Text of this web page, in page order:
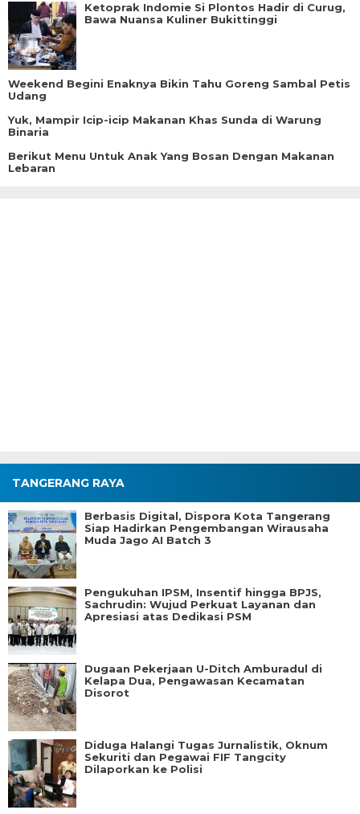
Ketoprak Indomie Si Plontos Hadir di Curug,
Bawa Nuansa Kuliner Bukittinggi
Weekend Begini Enaknya Bikin Tahu Goreng Sambal Petis
Udang
Yuk, Mampir Icip-icip Makanan Khas Sunda di Warung
Binaria
Berikut Menu Untuk Anak Yang Bosan Dengan Makanan
Lebaran
TANGERANG RAYA
Berbasis Digital, Dispora Kota Tangerang
Siap Hadirkan Pengembangan Wirausaha
Muda Jago AI Batch 3
Pengukuhan IPSM, Insentif hingga BPJS,
Sachrudin: Wujud Perkuat Layanan dan
Apresiasi atas Dedikasi PSM
Dugaan Pekerjaan U-Ditch Amburadul di
Kelapa Dua, Pengawasan Kecamatan
Disorot
Diduga Halangi Tugas Jurnalistik, Oknum
Sekuriti dan Pegawai FIF Tangcity
Dilaporkan ke Polisi